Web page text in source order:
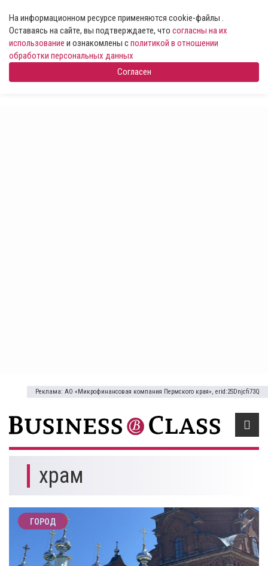
На информационном ресурсе применяются cookie-файлы .
Оставаясь на сайте, вы подтверждаете, что согласны на их
использование и ознакомлены сполитикой в отношении
обработки персональных данных
Согласен
Реклама: АО «Микрофинансовая компания Пермского края», erid:2SDnjcfi73Q
храм
ГОРОД